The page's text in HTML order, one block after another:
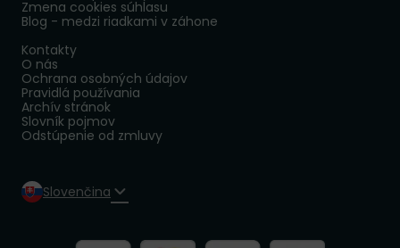
Zmena cookies súhlasu
Blog - medzi riadkami v záhone
Kontakty
O nás
Ochrana osobných údajov
Pravidlá používania
Archív stránok
Slovník pojmov
Odstúpenie od zmluvy
Slovenčina